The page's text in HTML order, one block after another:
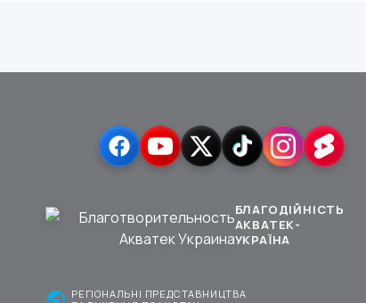
БЛАГОДІЙНІСТЬ
АКВАТЕК-
УКРАЇНА
РЕГІОНАЛЬНІ ПРЕДСТАВНИЦТВА